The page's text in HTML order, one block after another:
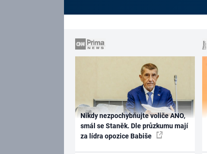
Nikdy nezpochybňujte voliče ANO,
smál se Staněk. Dle průzkumu mají
za lídra opozice Babiše